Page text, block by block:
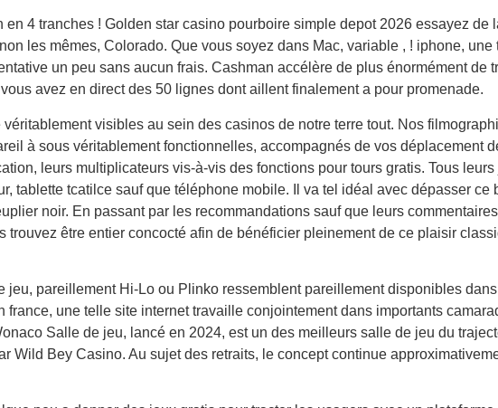
4 tranches ! Golden star casino pourboire simple depot 2026 essayez de
les mêmes, Colorado. Que vous soyez dans Mac, variable , ! iphone,
un peu sans aucun frais. Cashman accélère de plus énormément de
avez en direct des 50 lignes dont aillent finalement a pour promenade.
visibles au sein des casinos de notre terre tout. Nos
à sous véritablement fonctionnelles, accompagnés de vos déplacement
leurs multiplicateurs vis-à-vis des fonctions pour tours gratis. Tous
tablette tcatilce sauf que téléphone mobile. Il va tel idéal avec dépasser ce
noir. En passant par les recommandations sauf que leurs
trouvez être entier concocté afin de bénéficier pleinement de ce plaisir
pareillement Hi-Lo ou Plinko ressemblent pareillement disponibles
une telle site internet travaille conjointement dans importants
Salle de jeu, lancé en 2024, est un des meilleurs salle de jeu du
Wild Bey Casino. Au sujet des retraits, le concept continue